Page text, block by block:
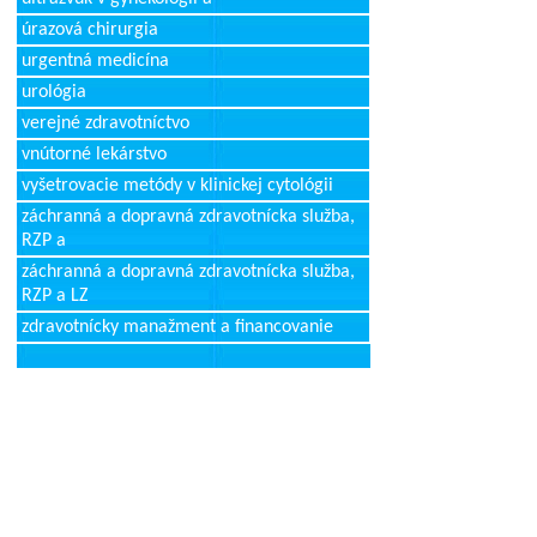
úrazová chirurgia
urgentná medicína
urológia
verejné zdravotníctvo
vnútorné lekárstvo
vyšetrovacie metódy v klinickej cytológii
záchranná a dopravná zdravotnícka služba,
RZP a
záchranná a dopravná zdravotnícka služba,
RZP a LZ
zdravotnícky manažment a financovanie